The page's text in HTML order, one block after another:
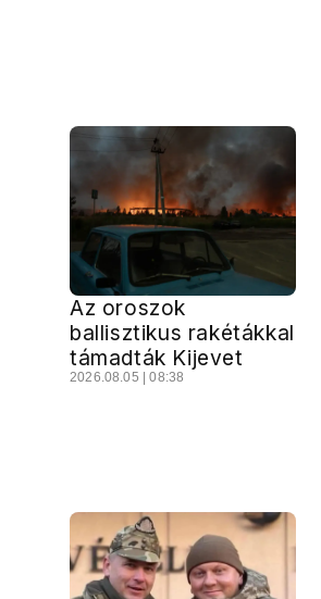
Az oroszok
ballisztikus rakétákkal
támadták Kijevet
2026.08.05 | 08:38